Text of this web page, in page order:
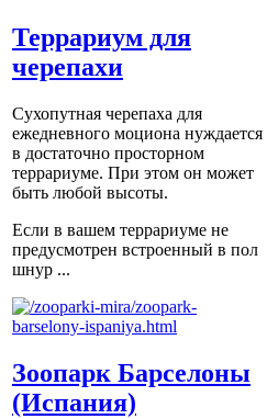
Террариум для
черепахи
Сухопутная черепаха для
ежедневного моциона нуждается
в достаточно просторном
террариуме. При этом он может
быть любой высоты.
Если в вашем террариуме не
предусмотрен встроенный в пол
шнур ...
Зоопарк Барселоны
(Испания)